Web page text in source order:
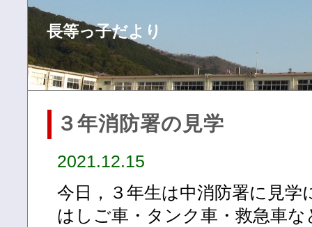
長等っ子だより
３年消防署の見学
2021.12.15
今日，３年生は中消防署に見学
はしご車・タンク車・救急車